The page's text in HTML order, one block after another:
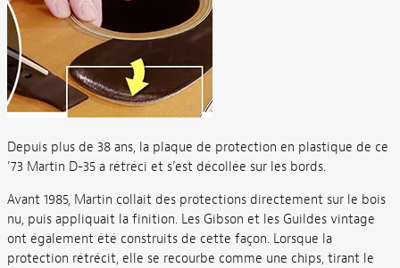
Depuis plus de 38 ans, la plaque de protection en plastique de ce
’73 Martin D-35 a rétréci et s’est décollée sur les bords.
Avant 1985, Martin collait des protections directement sur le bois
nu, puis appliquait la finition. Les Gibson et les Guildes vintage
ont également été construits de cette façon. Lorsque la
protection rétrécit, elle se recourbe comme une chips, tirant le